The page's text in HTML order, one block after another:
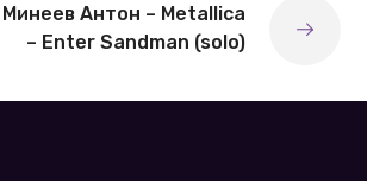
Минеев Антон – Metallica
– Enter Sandman (solo)